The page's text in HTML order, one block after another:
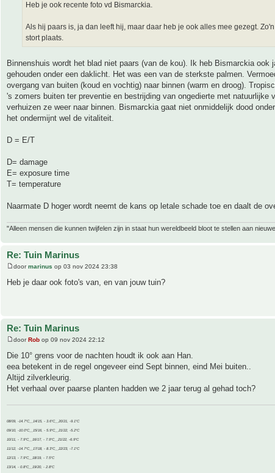
Heb je ook recente foto vd Bismarckia.
Als hij paars is, ja dan leeft hij, maar daar heb je ook alles mee gezegt.
stort plaats.
Binnenshuis wordt het blad niet paars (van de kou). Ik heb Bismarckia ook
gehouden onder een daklicht. Het was een van de sterkste palmen.
overgang van buiten (koud en vochtig) naar binnen (warm en droog).
's zomers buiten ter preventie en bestrijding van ongedierte met natuurlijke
verhuizen ze weer naar binnen. Bismarckia gaat niet onmiddelijk dood
het ondermijnt wel de vitaliteit.
D = E/T
D= damage
E= exposure time
T= temperature
Naarmate D hoger wordt neemt de kans op letale schade toe en daalt de
"Alleen mensen die kunnen twijfelen zijn in staat hun wereldbeeld bloot te stellen aan
Re: Tuin Marinus
doormarinus op 03 nov 2024 23:38
Heb je daar ook foto's van, en van jouw tuin?
Re: Tuin Marinus
door Rob op 09 nov 2024 22:12
Die 10° grens voor de nachten houdt ik ook aan Han.
eea betekent in de regel ongeveer eind Sept binnen, eind Mei buiten..
Altijd zilverkleurig.
Het verhaal over paarse planten hadden we 2 jaar terug al gehad toch?
08/09, -14.7°C__14/15, - 3.6°C__20/21, -9.1°C
09/10, -10.0°C__15/16, - 5.9°C__21/22, -5.2°C
10/11, - 7.9°C__16/17, - 7.9°C__21/22, -6.9°C
11/12, -14.7°C__17/18, - 8.3°C__22/23, -7.1°C
12/13, - 7.9°C__18/19, - 7.5°C
13/14, - 0.8°C__19/20, - 2.8°C